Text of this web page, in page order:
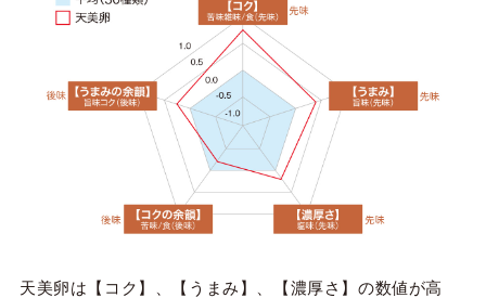
天美卵は【コク】、【うまみ】、【濃厚さ】の数値が高